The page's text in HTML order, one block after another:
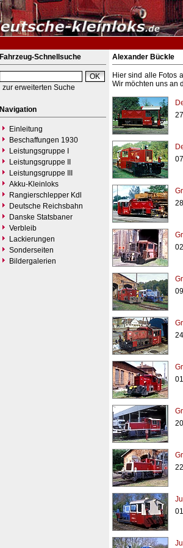
Fahrzeug-Schnellsuche
zur erweiterten Suche
Navigation
Einleitung
Beschaffungen 1930
Leistungsgruppe I
Leistungsgruppe II
Leistungsgruppe III
Akku-Kleinloks
Rangierschlepper Kdl
Deutsche Reichsbahn
Danske Statsbaner
Verbleib
Lackierungen
Sonderseiten
Bildergalerien
Alexander Bückle
Hier sind alle Fotos
Wir möchten uns an